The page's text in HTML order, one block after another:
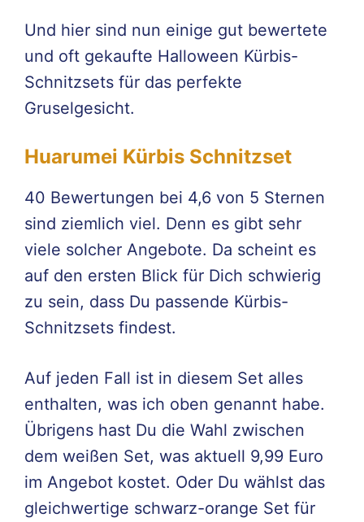
Und hier sind nun einige gut bewertete
und oft gekaufte Halloween Kürbis-
Schnitzsets für das perfekte
Gruselgesicht.
Huarumei Kürbis Schnitzset
40 Bewertungen bei 4,6 von 5 Sternen
sind ziemlich viel. Denn es gibt sehr
viele solcher Angebote. Da scheint es
auf den ersten Blick für Dich schwierig
zu sein, dass Du passende Kürbis-
Schnitzsets findest.
Auf jeden Fall ist in diesem Set alles
enthalten, was ich oben genannt habe.
Übrigens hast Du die Wahl zwischen
dem weißen Set, was aktuell 9,99 Euro
im Angebot kostet. Oder Du wählst das
gleichwertige schwarz-orange Set für